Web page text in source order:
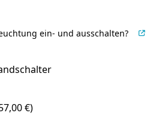
ein- und ausschalten?
€)